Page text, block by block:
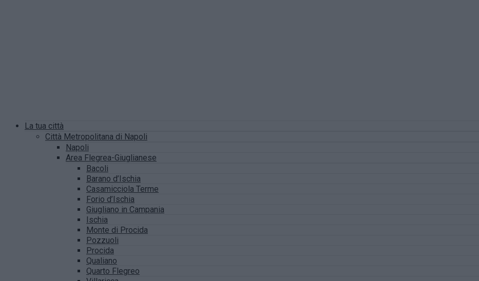
La tua città
Città Metropolitana di Napoli
Napoli
Area Flegrea-Giuglianese
Bacoli
Barano d’Ischia
Casamicciola Terme
Forio d’Ischia
Giugliano in Campania
Ischia
Monte di Procida
Pozzuoli
Procida
Qualiano
Quarto Flegreo